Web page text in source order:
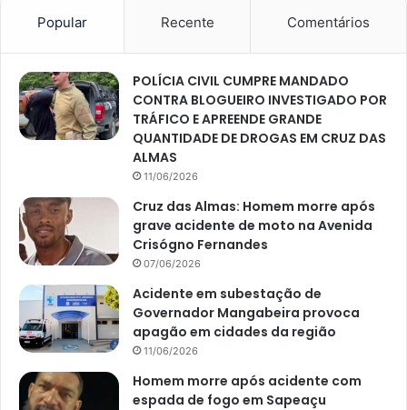
Popular Recente Comentários
POLÍCIA CIVIL CUMPRE MANDADO
CONTRA BLOGUEIRO INVESTIGADO POR
TRÁFICO E APREENDE GRANDE
QUANTIDADE DE DROGAS EM CRUZ DAS
ALMAS
11/06/2026
Cruz das Almas: Homem morre após
grave acidente de moto na Avenida
Crisógno Fernandes
07/06/2026
Acidente em subestação de
Governador Mangabeira provoca
apagão em cidades da região
11/06/2026
Homem morre após acidente com
espada de fogo em Sapeaçu